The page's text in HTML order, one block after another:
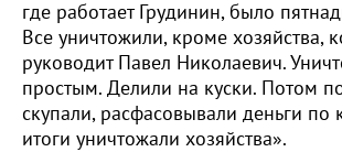
где работает Грудинин, было
Все уничтожили, кроме хозяйства,
руководит Павел Николаевич.
простым. Делили на куски. Потом
скупали, расфасовывали деньги по
итоги уничтожали хозяйства».